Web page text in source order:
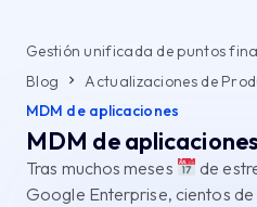
Gestión unificada de puntos
Blog
Actualizaciones de
MDM de aplicaciones
MDM de aplicaciones
Tras muchos meses
de
Google Enterprise, cientos